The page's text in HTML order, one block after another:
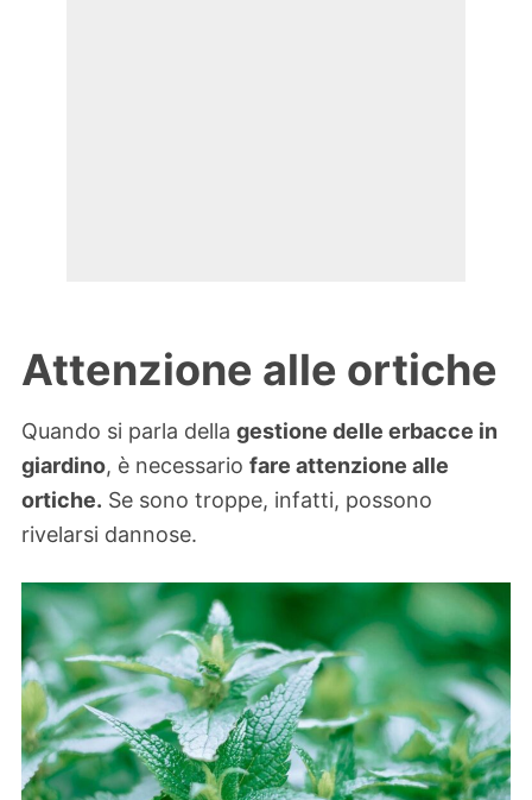
Attenzione alle ortiche
Quando si parla della gestione delle erbacce in
giardino, è necessario fare attenzione alle
ortiche. Se sono troppe, infatti, possono
rivelarsi dannose.